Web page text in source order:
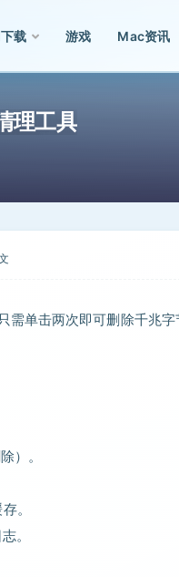
载 游戏 Mac资讯
理工具
单击两次即可删除千兆字
）。
。
。